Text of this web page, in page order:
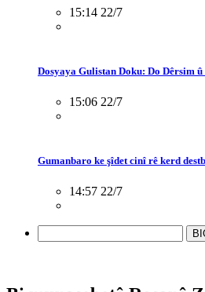
15:14 22/7
Dosyaya Gulistan Doku: Do Dêrsim
15:06 22/7
Gumanbaro ke şîdet cinî rê kerd
14:57 22/7